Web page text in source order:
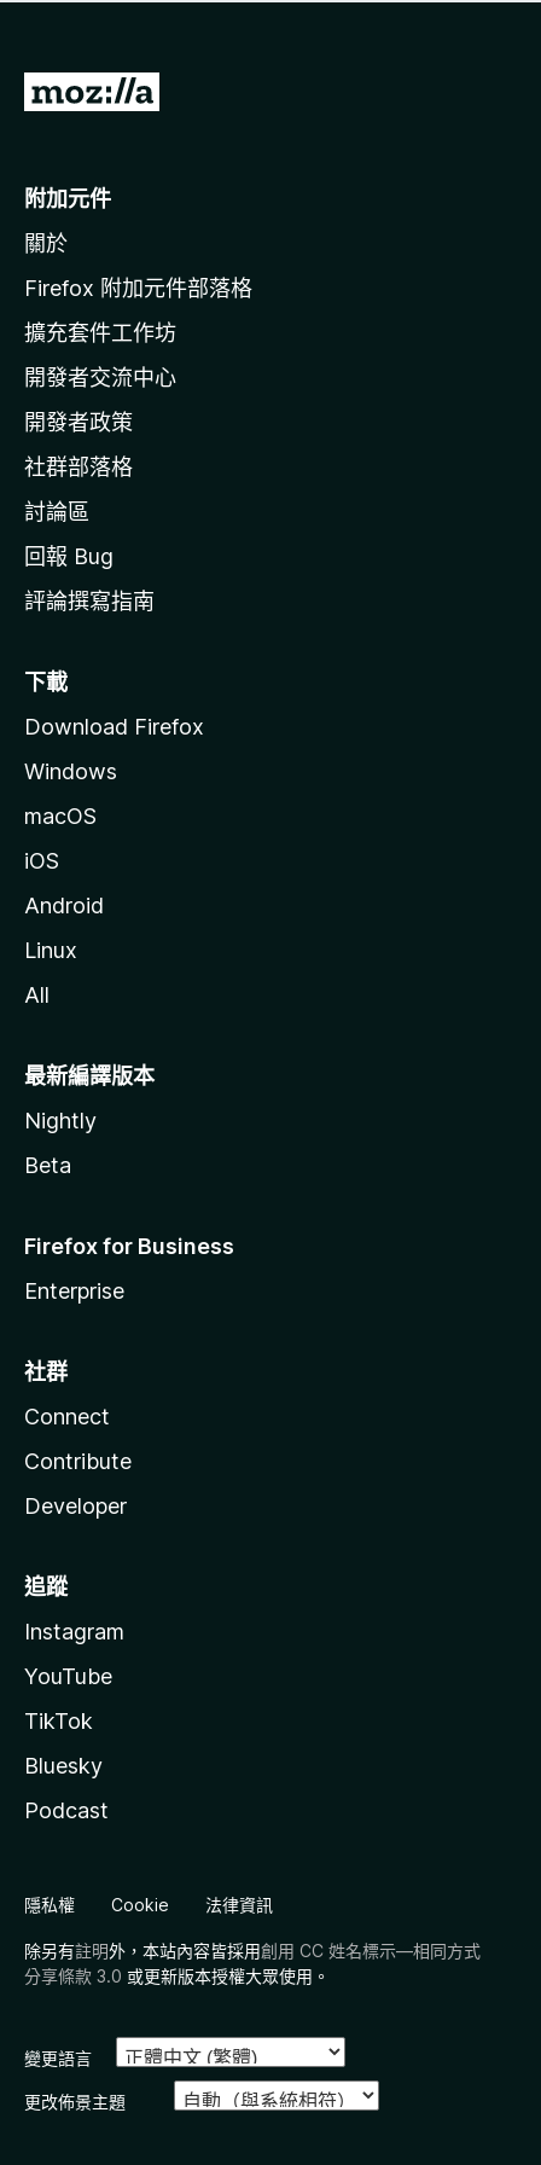
有
前
o
i
l
a
官
網
附加元件
關於
Firefox 附加元件部落格
擴充套件工作坊
開發者交流中心
開發者政策
社群部落格
討論區
回報 Bug
評論撰寫指南
下載
Download Firefox
Windows
macOS
iOS
Android
Linux
All
最新編譯版本
Nightly
Beta
Firefox for Business
Enterprise
社群
Connect
Contribute
Developer
追蹤
Instagram
YouTube
TikTok
Bluesky
Podcast
隱私權 Cookie 法律資訊
除另有註明外，本站內容皆採用創用 CC 姓名標示—相同方式
分享條款 3.0 或更新版本授權大眾使用。
變更語言
更改佈景主題